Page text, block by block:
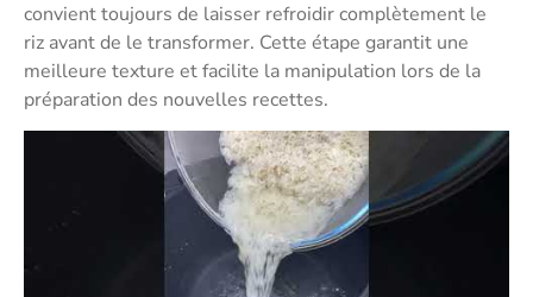
convient toujours de laisser refroidir complètement le
riz avant de le transformer. Cette étape garantit une
meilleure texture et facilite la manipulation lors de la
préparation des nouvelles recettes.